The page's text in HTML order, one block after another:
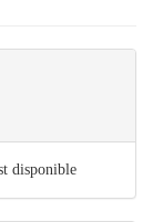
disponible